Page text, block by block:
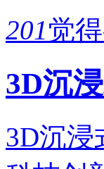
201觉
3D沉
3D沉浸